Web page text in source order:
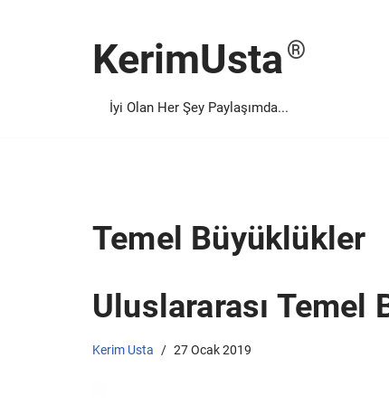
KerimUsta
İyi Olan Her Şey Paylaşımda...
Temel Büyüklükler
Uluslararası
Kerim Usta 27 Ocak 2019